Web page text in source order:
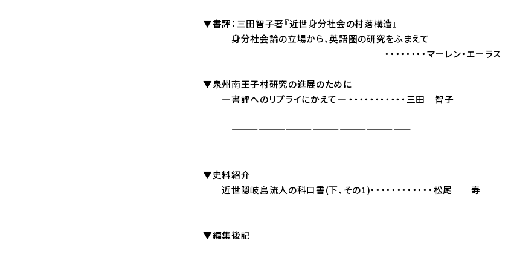
▼書評：三田智子著『近世身分社会の村落構造』
―身分社会論の立場から、英語圏の研究をふまえて
・・・・・・・・マーレン・エーラス
▼泉州南王子村研究の進展のために
―書評へのリプライにかえて― ・・・・・・・・・・・三田 智子
————————————————————
▼史料紹介
近世隠岐島流人の科口書(下、その1)・・・・・・・・・・・・松尾 寿
▼編集後記